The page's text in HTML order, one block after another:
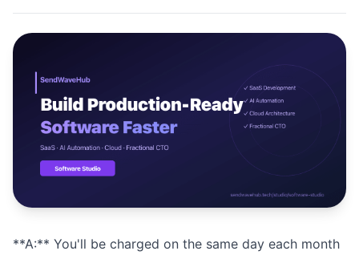
ช่วยเหลือ
Studio NEW
เข้าสู่ระบบ
**A:** You'll be charged on the same day each month